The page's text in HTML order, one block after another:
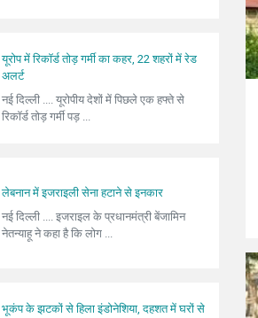
यूरोप में रिकॉर्ड तोड़ गर्मी का कहर, 22 शहरों में रेड
अलर्ट
नई दिल्ली .... यूरोपीय देशों में पिछले एक हफ्ते से
रिकॉर्ड तोड़ गर्मी पड़ ...
लेबनान में इजराइली सेना हटाने से इनकार
नई दिल्ली .... इजराइल के प्रधानमंत्री बेंजामिन
नेतन्याहू ने कहा है कि लोग ...
भूकंप के झटकों से हिला इंडोनेशिया, दहशत में घरों से